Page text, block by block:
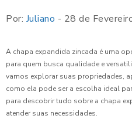
Por: Juliano - 28 de
A chapa expandida zincada é uma
para quem busca qualidade e
vamos explorar suas propriedades,
como ela pode ser a escolha ideal
para descobrir tudo sobre a chapa
atender suas necessidades.